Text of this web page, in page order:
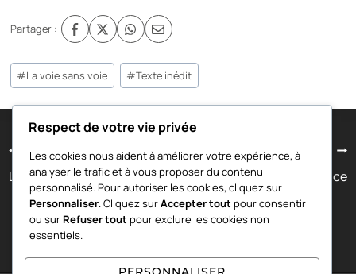
Partager :
Étiquettes
de
la
publication :
#La voie sans voie #Texte inédit
Navigation
de
l’article
PRÉCÉDENT
Le monde tel qu’il Est
SUIVANT
Le règne de la conscience
Respect de votre vie privée
Les cookies nous aident à améliorer votre expérience, à
analyser le trafic et à vous proposer du contenu
personnalisé. Pour autoriser les cookies, cliquez sur
Personnaliser. Cliquez surAccepter tout pour consentir
ou surRefuser tout pour exclure les cookies non
essentiels.